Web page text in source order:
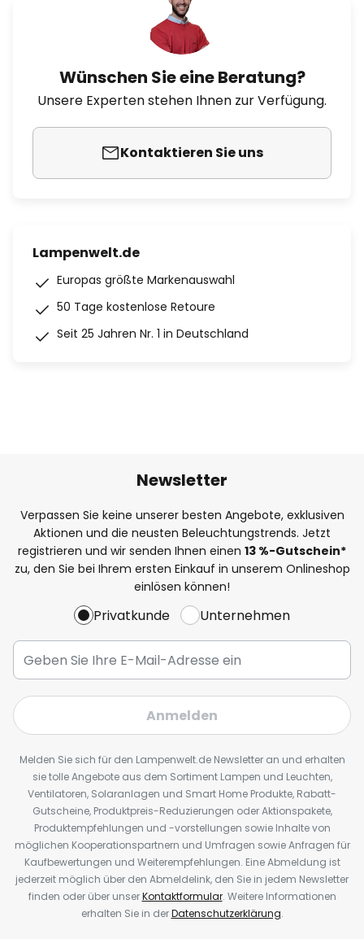
Wünschen Sie eine Beratung?
Unsere Experten stehen Ihnen zur Verfügung.
Kontaktieren Sie uns
Lampenwelt.de
Europas größte Markenauswahl
50 Tage kostenlose Retoure
Seit 25 Jahren Nr. 1 in Deutschland
Newsletter
Verpassen Sie keine unserer besten Angebote, exklusiven
Aktionen und die neusten Beleuchtungstrends. Jetzt
registrieren und wir senden Ihnen einen 13 %-Gutschein*
zu, den Sie bei Ihrem ersten Einkauf in unserem Onlineshop
einlösen können!
Privatkunde Unternehmen
Anmelden
Melden Sie sich für den Lampenwelt.de Newsletter an und erhalten
sie tolle Angebote aus dem Sortiment Lampen und Leuchten,
Ventilatoren, Solaranlagen und Smart Home Produkte, Rabatt-
Gutscheine, Produktpreis-Reduzierungen oder Aktionspakete,
Produktempfehlungen und -vorstellungen sowie Inhalte von
möglichen Kooperationspartnern und Umfragen sowie Anfragen für
Kaufbewertungen und Weiterempfehlungen. Eine Abmeldung ist
jederzeit möglich über den Abmeldelink, den Sie in jedem Newsletter
finden oder über unserKontaktformular. Weitere Informationen
erhalten Sie in derDatenschutzerklärung.